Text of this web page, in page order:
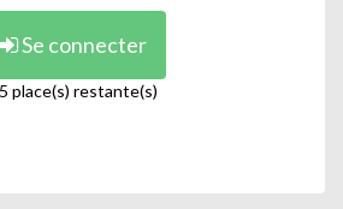
Se connecter
place(s) restante(s)